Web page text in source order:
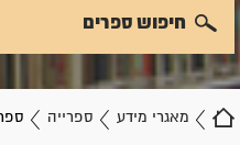
מאגרי מידע ספרייה
חיפוש ספרים